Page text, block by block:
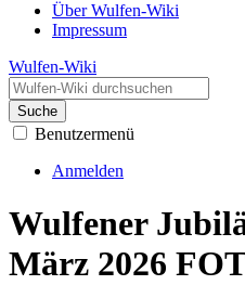
Über Wulfen-Wiki
Impressum
Wulfen-Wiki
Suche
Benutzermenü
Anmelden
Wulfener
März 2026